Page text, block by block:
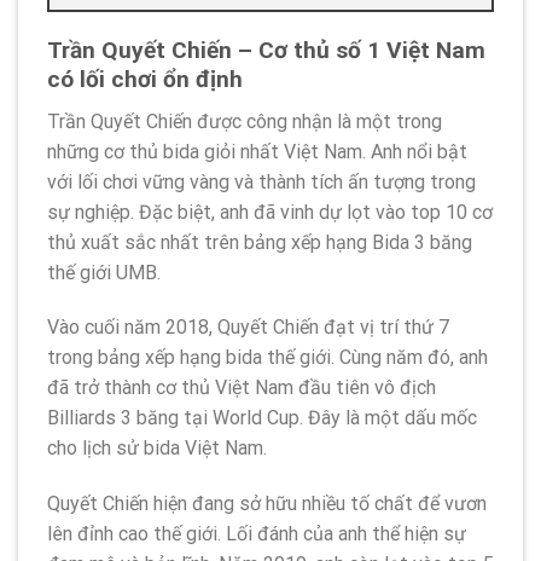
Trần Quyết Chiến – Cơ thủ số 1 Việt Nam
có lối chơi ổn định
Trần Quyết Chiến được công nhận là một trong
những cơ thủ bida giỏi nhất Việt Nam. Anh nổi bật
với lối chơi vững vàng và thành tích ấn tượng trong
sự nghiệp. Đặc biệt, anh đã vinh dự lọt vào top 10 cơ
thủ xuất sắc nhất trên bảng xếp hạng Bida 3 băng
thế giới UMB.
Vào cuối năm 2018, Quyết Chiến đạt vị trí thứ 7
trong bảng xếp hạng bida thế giới. Cùng năm đó, anh
đã trở thành cơ thủ Việt Nam đầu tiên vô địch
Billiards 3 băng tại World Cup. Đây là một dấu mốc
cho lịch sử bida Việt Nam.
Quyết Chiến hiện đang sở hữu nhiều tố chất để vươn
lên đỉnh cao thế giới. Lối đánh của anh thể hiện sự